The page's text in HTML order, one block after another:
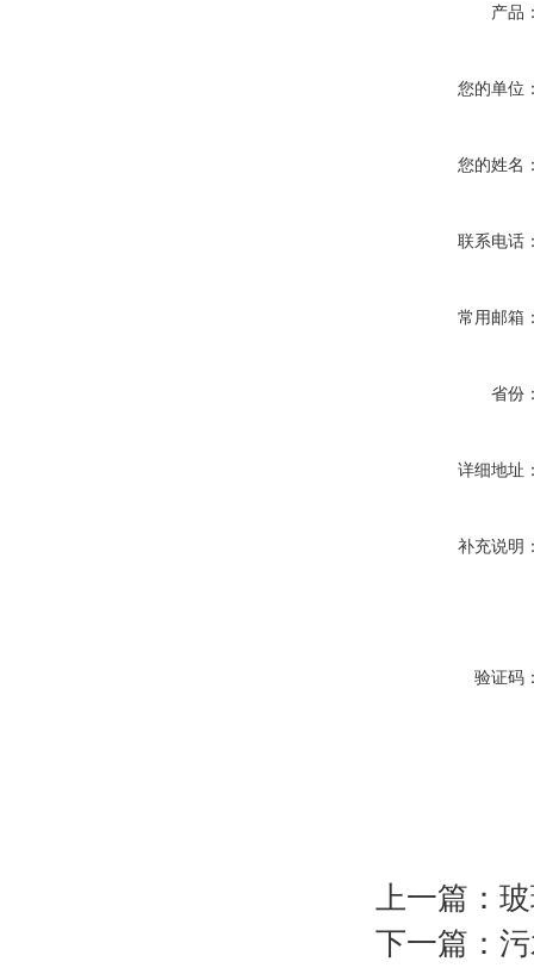
产品
您的单位
您的姓名
联系电话
常用邮箱
省份
详细地址
补充说明
验证码
上一篇：
下一篇：